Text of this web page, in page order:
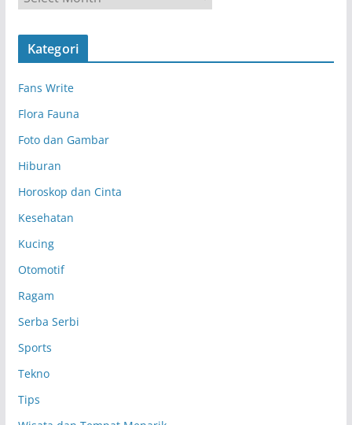
r
s
Kategori
Fans Write
Flora Fauna
Foto dan Gambar
Hiburan
Horoskop dan Cinta
Kesehatan
Kucing
Otomotif
Ragam
Serba Serbi
Sports
Tekno
Tips